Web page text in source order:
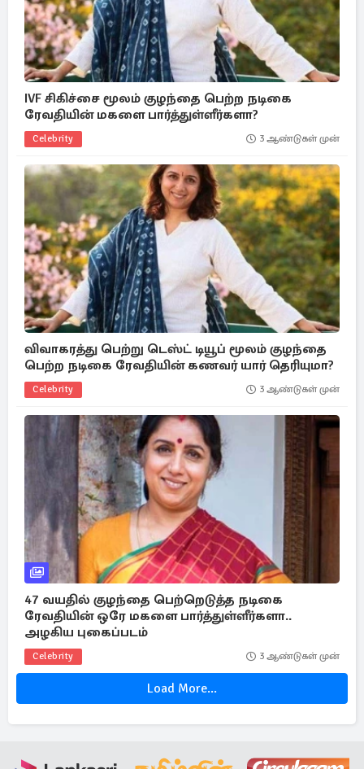
IVF சிகிச்சை மூலம் குழந்தை பெற்ற நடிகை
ரேவதியின் மகளை பார்த்துள்ளீர்களா?
Celebrity 3 ஆண்டுகள் முன்
விவாகரத்து பெற்று டெஸ்ட் டியூப் மூலம் குழந்தை
பெற்ற நடிகை ரேவதியின் கணவர் யார் தெரியுமா?
Celebrity 3 ஆண்டுகள் முன்
47 வயதில் குழந்தை பெற்றெடுத்த நடிகை
ரேவதியின் ஒரே மகளை பார்த்துள்ளீர்களா..
அழகிய புகைப்படம்
Celebrity 3 ஆண்டுகள் முன்
Load More...